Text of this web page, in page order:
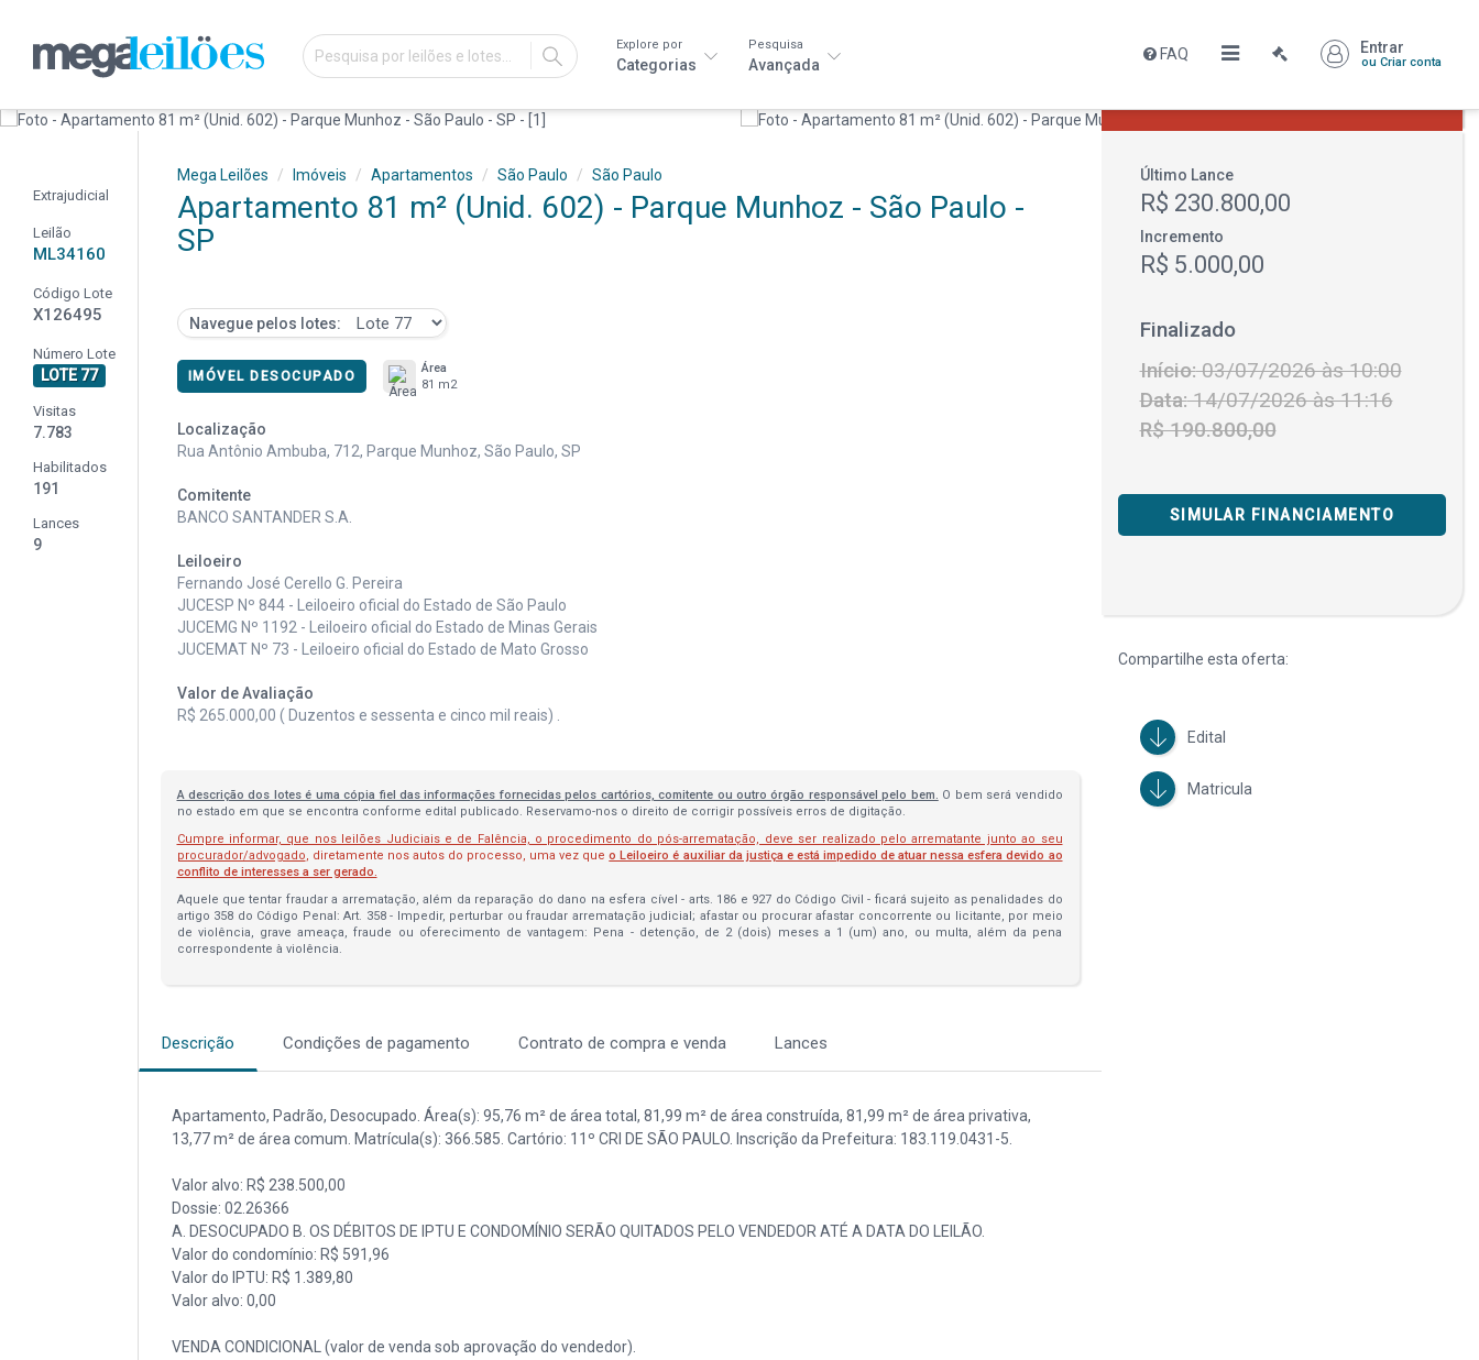
IR
Explore por
Categorias
Pesquisa
Avançada
FAQ Entrar
ou Criar conta
Leilão encerrado
Extrajudicial
Leilão
ML34160
Código Lote
X126495
Número Lote
LOTE 77
Visitas
7.783
Habilitados
191
Lances
9
Mega Leilões Imóveis Apartamentos São Paulo São Paulo
Apartamento 81 m² (Unid. 602) - Parque Munhoz - São Paulo -
SP
Navegue pelos lotes:
IMÓVEL DESOCUPADO
Área
81 m2
Localização
Rua Antônio Ambuba, 712, Parque Munhoz, São Paulo, SP
Comitente
BANCO SANTANDER S.A.
Leiloeiro
Fernando José Cerello G. Pereira
JUCESP Nº 844 - Leiloeiro oficial do Estado de São Paulo
JUCEMG Nº 1192 - Leiloeiro oficial do Estado de Minas Gerais
JUCEMAT Nº 73 - Leiloeiro oficial do Estado de Mato Grosso
Valor de Avaliação
R$ 265.000,00 ( Duzentos e sessenta e cinco mil reais) .
A descrição dos lotes é uma cópia fiel das informações fornecidas pelos cartórios, comitente ou outro órgão responsável pelo bem. O bem será vendido
no estado em que se encontra conforme edital publicado. Reservamo-nos o direito de corrigir possíveis erros de digitação.
Cumpre informar, que nos leilões Judiciais e de Falência, o procedimento do pós-arrematação, deve ser realizado pelo arrematante junto ao seu
procurador/advogado, diretamente nos autos do processo, uma vez queo Leiloeiro é auxiliar da justiça e está impedido de atuar nessa esfera devido ao
conflito de interesses a ser gerado.
Aquele que tentar fraudar a arrematação, além da reparação do dano na esfera cível - arts. 186 e 927 do Código Civil - ficará sujeito as penalidades do
artigo 358 do Código Penal: Art. 358 - Impedir, perturbar ou fraudar arrematação judicial; afastar ou procurar afastar concorrente ou licitante, por meio
de violência, grave ameaça, fraude ou oferecimento de vantagem: Pena - detenção, de 2 (dois) meses a 1 (um) ano, ou multa, além da pena
correspondente à violência.
Descrição Condições de pagamento Contrato de compra e venda Lances
Apartamento, Padrão, Desocupado. Área(s): 95,76 m² de área total, 81,99 m² de área construída, 81,99 m² de área privativa,
13,77 m² de área comum. Matrícula(s): 366.585. Cartório: 11º CRI DE SÃO PAULO. Inscrição da Prefeitura: 183.119.0431-5.
Valor alvo: R$ 238.500,00
Dossie: 02.26366
A. DESOCUPADO B. OS DÉBITOS DE IPTU E CONDOMÍNIO SERÃO QUITADOS PELO VENDEDOR ATÉ A DATA DO LEILÃO.
Valor do condomínio: R$ 591,96
Valor do IPTU: R$ 1.389,80
Valor alvo: 0,00
VENDA CONDICIONAL (valor de venda sob aprovação do vendedor).
Último Lance
R$ 230.800,00
Incremento
R$ 5.000,00
Finalizado
Início:03/07/2026 às 10:00
Data:14/07/2026 às 11:16
R$ 190.800,00
SIMULAR FINANCIAMENTO
Compartilhe esta oferta:
Edital
Matricula